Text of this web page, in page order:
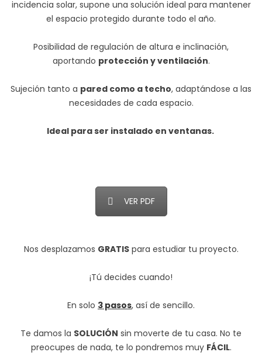
incidencia solar, supone una solución ideal para mantener
el espacio protegido durante todo el año.
Posibilidad de regulación de altura e inclinación,
aportando protección y ventilación.
Sujeción tanto a pared como a techo, adaptándose a las
necesidades de cada espacio.
Ideal para ser instalado en ventanas.
VER PDF
Nos desplazamos GRATISpara estudiar tu proyecto.
¡Tú decides cuando!
En solo 3 pasos, así de sencillo.
Te damos la SOLUCIÓN sin moverte de tu casa. No te
preocupes de nada, te lo pondremos muy FÁCIL.